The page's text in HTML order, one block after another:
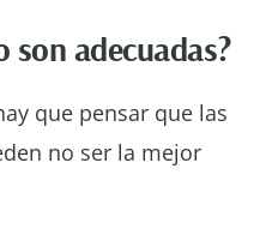
son adecuadas?
que pensar que las
no ser la mejor